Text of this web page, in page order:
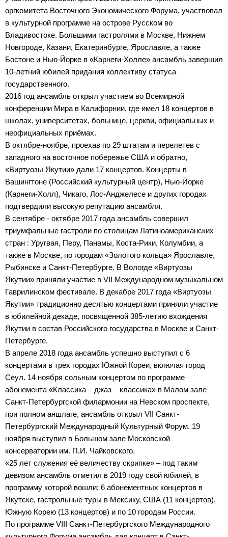
оргкомитета Восточного Экономического Форума, участвовал
в культурной программе на острове Русском во
Владивостоке. Большими гастролями в Москве, Нижнем
Новгороде, Казани, Екатеринбурге, Ярославле, а также
Бостоне и Нью-Йорке в «Карнеги-Холле» ансамбль завершил
10-летний юбилей придания коллективу статуса
государственного.
2016 год ансамбль открыл участием во Всемирной
конференции Мира в Калифорнии, где имел 18 концертов в
школах, университетах, больнице, церкви, официальных и
неофициальных приёмах.
В октябре-ноябре, проехав по 29 штатам и перелетев с
западного на восточное побережье США и обратно,
«Виртуозы Якутии» дали 17 концертов. Концерты в
Вашингтоне (Российский культурный центр), Нью-Йорке
(Карнеги-Холл), Чикаго, Лос-Анджелесе и других городах
подтвердили высокую репутацию ансамбля.
В сентябре - октябре 2017 года ансамбль совершил
триумфальные гастроли по столицам Латиноамериканских
стран : Уругвая, Перу, Панамы, Коста-Рики, Колумбии, а
также в Москве, по городам «Золотого кольца» Ярославле,
Рыбинске и Санкт-Петербурге. В Вологде «Виртуозы
Якутии» приняли участие в VII Международном музыкальном
Гаврилинском фестивале. В декабре 2017 года «Виртуозы
Якутии» традиционно десятью концертами приняли участие
в юбилейной декаде, посвященной 385-летию вхождения
Якутии в состав Российского государства в Москве и Санкт-
Петербурге.
В апреле 2018 года ансамбль успешно выступил с 6
концертами в трех городах Южной Кореи, включая город
Сеул. 14 ноября сольным концертом по программе
абонемента «Классика – джаз – классика» в Малом зале
Санкт-Петербургской филармонии на Невском проспекте,
при полном аншлаге, ансамбль открыл VII Санкт-
Петербургский Международный Культурный Форум. 19
ноября выступил в Большом зале Московской
консерватории им. П.И. Чайковского.
«25 лет служения её величеству скрипке» – под таким
девизом ансамбль отметил в 2019 году свой юбилей, в
программу которой вошли: 6 абонементных концертов в
Якутске, гастрольные туры в Мексику, США (11 концертов),
Южную Корею (13 концертов) и по 10 городам России.
По программе VIII Санкт-Петербургского Международного